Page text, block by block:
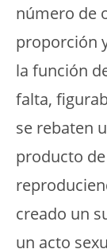
número de
proporción
la función
falta,
se rebaten
producto
creado un
un acto